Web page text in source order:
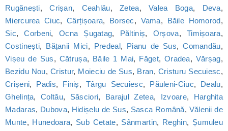
Rugănești,Crișan, Ceahlău,Zetea,Valea Boga, Deva,
Miercurea Ciuc,Cârțișoara, Borsec, Vama, Băile Homorod,
Sic,Corbeni, Ocna Șugatag, Păltiniș, Orșova, Timișoara,
Costinești, Bățanii Mici, Predeal, Pianu de Sus,Comandău,
Vișeu de Sus, Cătrușa, Băile 1 Mai, Făget, Oradea, Vărșag,
Bezidu Nou,Cristur, Moieciu de Sus, Bran, Cristuru Secuiesc,
Crișeni, Padis, Finiș,Târgu Secuiesc, Păuleni-Ciuc, Dealu,
Ghelința,Coltău, Săsciori, Barajul Zetea, Izvoare, Harghita
Madaras, Dubova, Hidișelu de Sus, Sasca Română, Vălenii de
Munte, Hunedoara, Sub Cetate, Sânmartin, Reghin, Șumuleu